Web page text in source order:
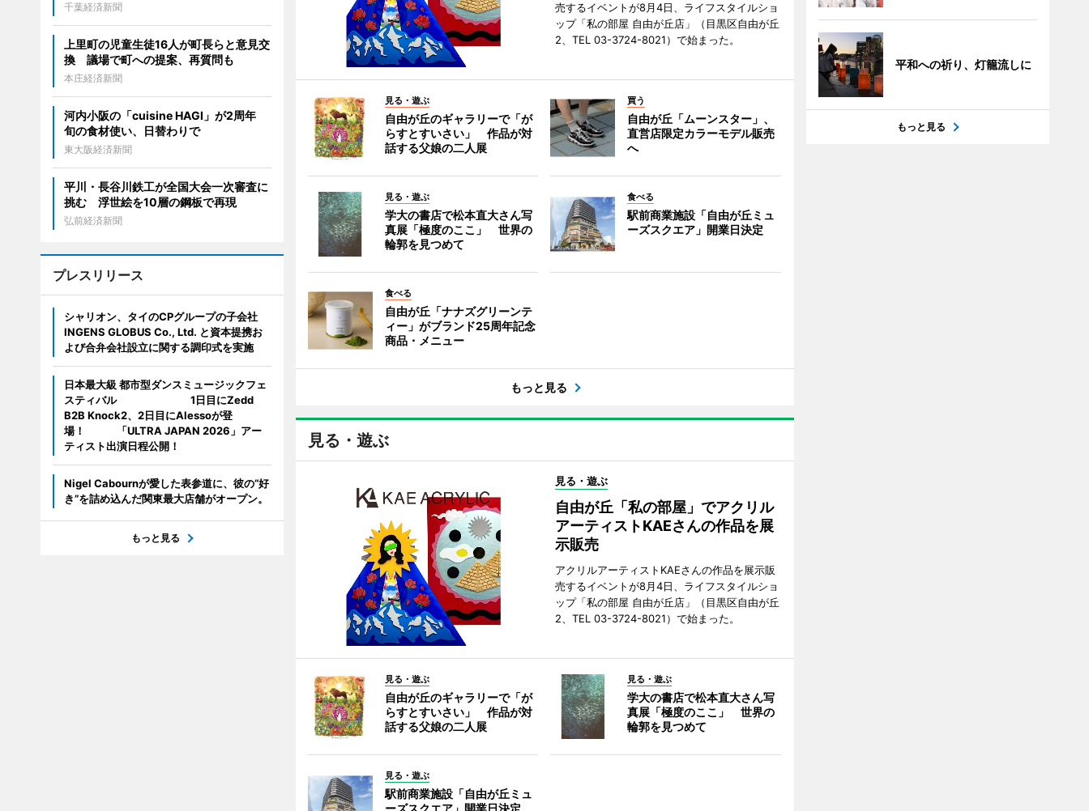
売するイベントが8月4日、ライフスタイルショ
ップ「私の部屋 自由が丘店」（目黒区自由が丘
2、TEL 03-3724-8021）で始まった。
見る・遊ぶ
自由が丘のギャラリーで「が
らすとすいさい」 作品が対
話する父娘の二人展
買う
自由が丘「ムーンスター」、
直営店限定カラーモデル販売
へ
見る・遊ぶ
学大の書店で松本直大さん写
真展「極度のここ」 世界の
輪郭を見つめて
食べる
駅前商業施設「自由が丘ミュ
ーズスクエア」開業日決定
食べる
自由が丘「ナナズグリーンテ
ィー」がブランド25周年記念
商品・メニュー
もっと見る
見る・遊ぶ
見る・遊ぶ
自由が丘「私の部屋」でアクリル
アーティストKAEさんの作品を展
示販売
アクリルアーティストKAEさんの作品を展示販
売するイベントが8月4日、ライフスタイルショ
ップ「私の部屋 自由が丘店」（目黒区自由が丘
2、TEL 03-3724-8021）で始まった。
見る・遊ぶ
自由が丘のギャラリーで「が
らすとすいさい」 作品が対
話する父娘の二人展
見る・遊ぶ
学大の書店で松本直大さん写
真展「極度のここ」 世界の
輪郭を見つめて
見る・遊ぶ
駅前商業施設「自由が丘ミュ
ーズスクエア」開業日決定
千葉経済新聞
上里町の児童生徒16人が町長らと意見交
換 議場で町への提案、再質問も
本庄経済新聞
河内小阪の「cuisine HAGI」が2周年
旬の食材使い、日替わりで
東大阪経済新聞
平川・長谷川鉄工が全国大会一次審査に
挑む 浮世絵を10層の鋼板で再現
弘前経済新聞
プレスリリース
シャリオン、タイのCPグループの子会社
INGENS GLOBUS Co., Ltd. と資本提携お
よび合弁会社設立に関する調印式を実施
日本最大級 都市型ダンスミュージックフェ
スティバル 1日目にZedd
B2B Knock2、2日目にAlessoが登
場！ 「ULTRA JAPAN 2026」アー
ティスト出演日程公開！
Nigel Cabournが愛した表参道に、彼の“好
き”を詰め込んだ関東最大店舗がオープン。
もっと見る
平和への祈り、灯籠流しに
もっと見る